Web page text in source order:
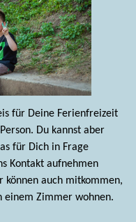
für Deine Ferienfreizeit
Du kannst aber
für Dich in Frage
Kontakt aufnehmen
können auch mitkommen,
Zimmer wohnen.